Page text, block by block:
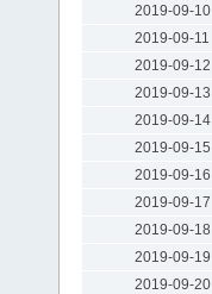
2019-09-10
2019-09-11
2019-09-12
2019-09-13
2019-09-14
2019-09-15
2019-09-16
2019-09-17
2019-09-18
2019-09-19
2019-09-20